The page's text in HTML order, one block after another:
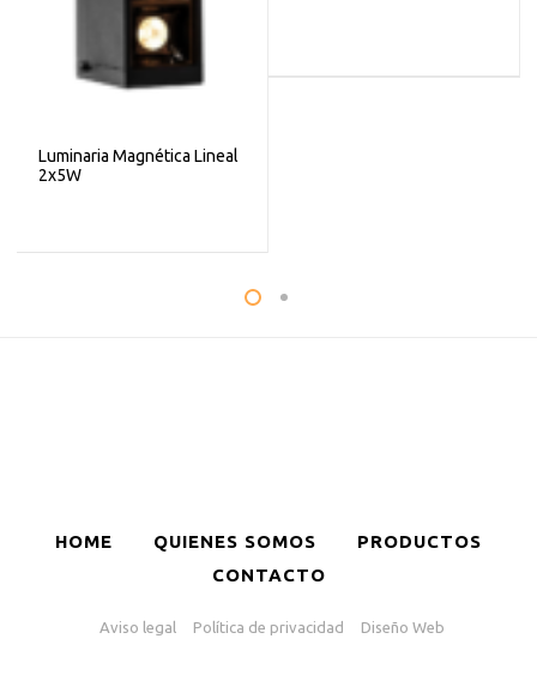
Luminaria Magnética Lineal
2x5W
HOME QUIENES SOMOS
PRODUCTOS
CONTACTO
Aviso legal Política de privacidad Diseño Web